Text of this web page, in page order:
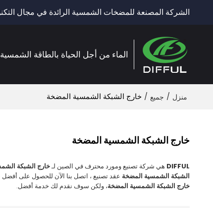
الشركة المصنعة للمضخات الشمسية الرائدة في مجال
الماء من أجل الحياة بالطاقة الشمسية
منزل / جميع / خارج الشبكة الشمسية المضخة
خارج الشبكة الشمسية المضخة
DIFFUL هي شركة تصنيع ومورد محترف في الصين لـخارج الشبكة
الشبكة الشمسية المضخة عقد تصنيع ، اتصل بنا الآن للحصول على
خارج الشبكة الشمسية المضخة، ولكن سوف نقدم لك خدمة أفضل.